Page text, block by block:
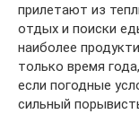
прилетают из
отдых и поиски
наиболее
только время
если погодные
сильный